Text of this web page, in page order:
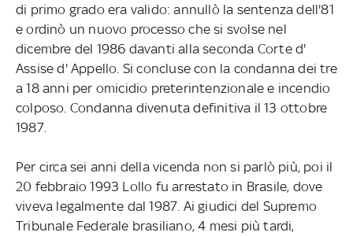
di primo grado era valido: annullò la sentenza dell'81
e ordinò un nuovo processo che si svolse nel
dicembre del 1986 davanti alla seconda Corte d'
Assise d' Appello. Si concluse con la condanna dei tre
a 18 anni per omicidio preterintenzionale e incendio
colposo. Condanna divenuta definitiva il 13 ottobre
1987.
Per circa sei anni della vicenda non si parlò più, poi il
20 febbraio 1993 Lollo fu arrestato in Brasile, dove
viveva legalmente dal 1987. Ai giudici del Supremo
Tribunale Federale brasiliano, 4 mesi più tardi,